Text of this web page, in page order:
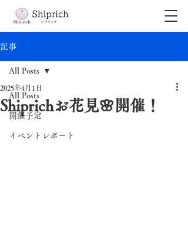
記事
All Posts
開催予定
イベントレポート
All Posts
Shiprichお花見🌸開催！
2025年4月1日